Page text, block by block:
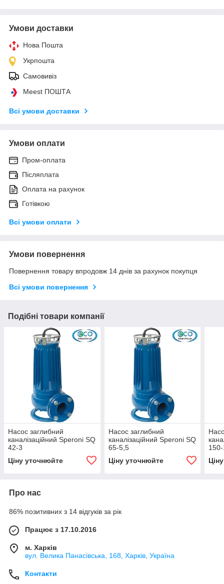
Умови доставки
Нова Пошта
Укрпошта
Самовивіз
Meest ПОШТА
Всі умови доставки
Умови оплати
Пром-оплата
Післяплата
Оплата на рахунок
Готівкою
Всі умови оплати
Умови повернення
Повернення товару впродовж 14 днів за рахунок покупця
Всі умови повернення
Подібні товари компанії
Насос заглибний
каналізаційний Speroni SQ
42-3
Ціну уточнюйте
Насос заглибний
каналізаційний Speroni SQ
65-5,5
Ціну уточнюйте
Про нас
86% позитивних з 14 відгуків за рік
Працює з 17.10.2016
м. Харків
вул. Велика Панасівська, 168, Харків, Україна
Контакти